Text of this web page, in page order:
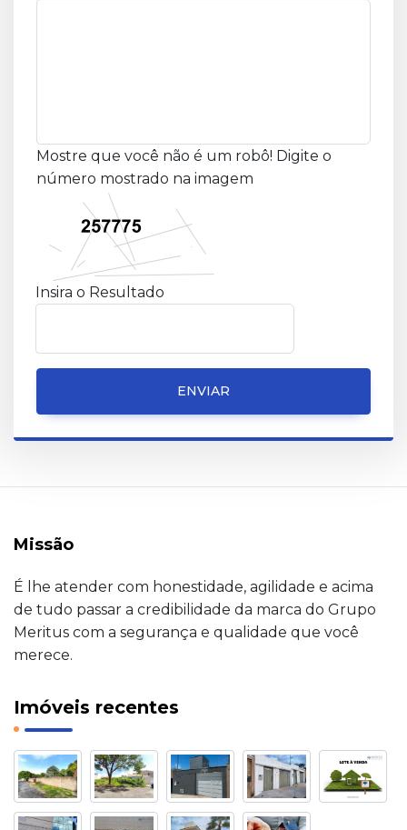
Mostre que você não é um robô! Digite o
número mostrado na imagem
Insira o Resultado
ENVIAR
Missão
É lhe atender com honestidade, agilidade e acima
de tudo passar a credibilidade da marca do Grupo
Meritus com a segurança e qualidade que você
merece.
Imóveis recentes